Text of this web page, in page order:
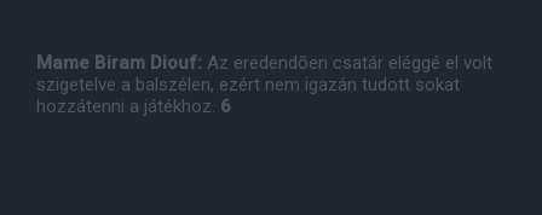
Mame Biram Diouf: Az eredendõen csatár eléggé el volt
szigetelve a balszélen, ezért nem igazán tudott sokat
hozzátenni a játékhoz. 6